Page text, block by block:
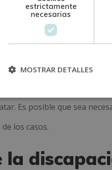
que son consecuencia de
. Dependiendo de la
se presenta en una
estar ubicado en el
Es posible que sea
los casos.
la
estrictamente
necesarias
MOSTRAR DETALLES